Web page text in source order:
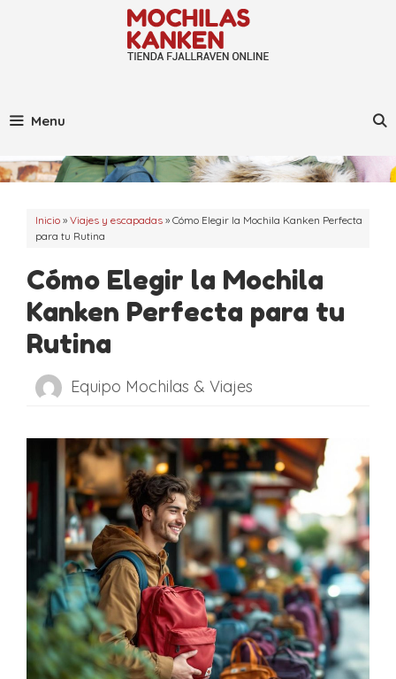
Menu
Inicio » Viajes y escapadas » Cómo Elegir la Mochila Kanken Perfecta
para tu Rutina
Cómo Elegir la Mochila
Kanken Perfecta para tu
Rutina
Equipo Mochilas & Viajes